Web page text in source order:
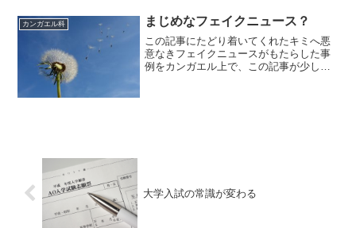
カンガエル科 まじめなフェイクニュース？
この記事にたどり着いてくれたキミへ悪
意なきフェイクニュースがもたらした事
例をカンガエル上で、この記事が少しで
大学入試の常識が変わる